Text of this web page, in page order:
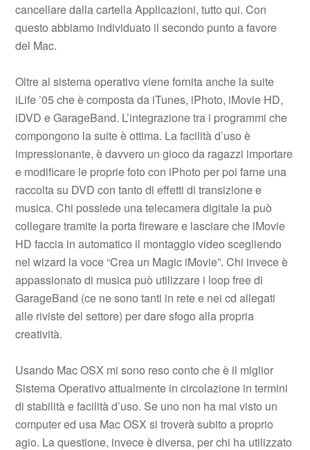
cancellare dalla cartella Applicazioni, tutto qui. Con
questo abbiamo individuato il secondo punto a favore
del Mac.
Oltre al sistema operativo viene fornita anche la suite
iLife ’05 che è composta da iTunes, iPhoto, iMovie HD,
iDVD e GarageBand. L’integrazione tra i programmi che
compongono la suite è ottima. La facilità d’uso è
impressionante, è davvero un gioco da ragazzi importare
e modificare le proprie foto con iPhoto per poi farne una
raccolta su DVD con tanto di effetti di transizione e
musica. Chi possiede una telecamera digitale la può
collegare tramite la porta fireware e lasciare che iMovie
HD faccia in automatico il montaggio video scegliendo
nel wizard la voce “Crea un Magic iMovie”. Chi invece è
appassionato di musica può utilizzare i loop free di
GarageBand (ce ne sono tanti in rete e nei cd allegati
alle riviste del settore) per dare sfogo alla propria
creatività.
Usando Mac OSX mi sono reso conto che è il miglior
Sistema Operativo attualmente in circolazione in termini
di stabilità e facilità d’uso. Se uno non ha mai visto un
computer ed usa Mac OSX si troverà subito a proprio
agio. La questione, invece è diversa, per chi ha utilizzato